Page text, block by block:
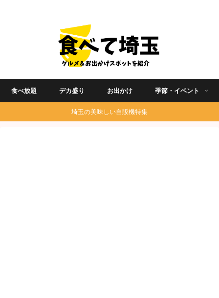
食べ放題 デカ盛り お出かけ 季節・イベント
埼玉の美味しい自販機特集